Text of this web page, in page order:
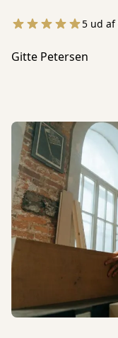
5 ud
Gitte Petersen